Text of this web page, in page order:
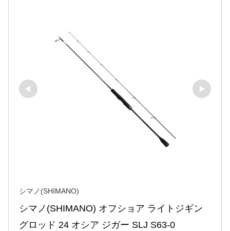
シマノ(SHIMANO)
シマノ(SHIMANO) オフショア ライトジギン
グロッド 24 オシア ジガー SLJ S63-0